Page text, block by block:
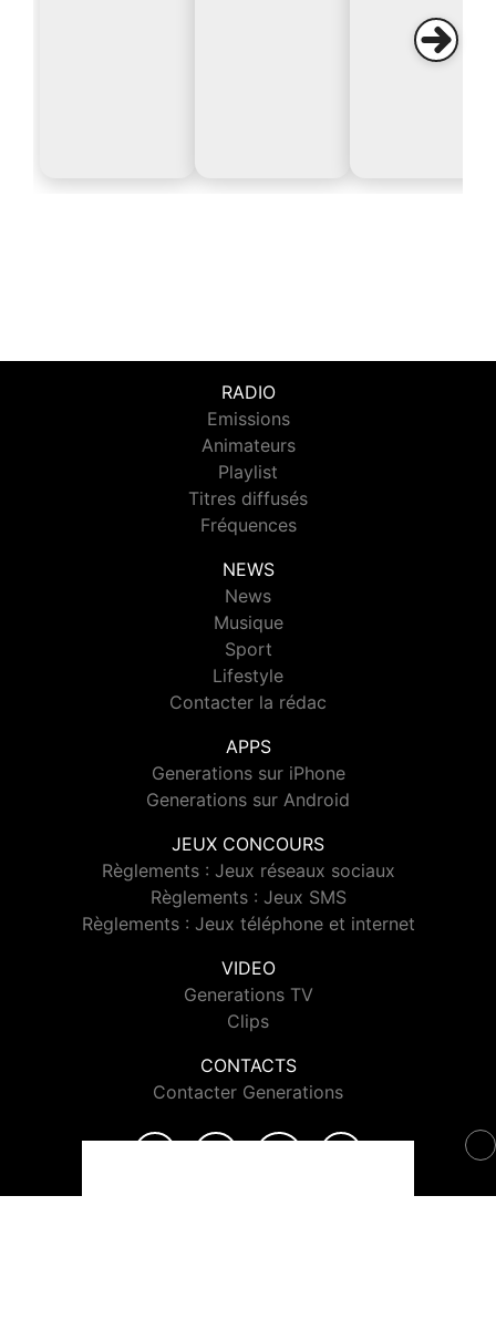
RADIO
Emissions
Animateurs
Playlist
Titres diffusés
Fréquences
NEWS
News
Musique
Sport
Lifestyle
Contacter la rédac
APPS
Generations sur iPhone
Generations sur Android
JEUX CONCOURS
Règlements : Jeux réseaux sociaux
Règlements : Jeux SMS
Règlements : Jeux téléphone et internet
VIDEO
Generations TV
Clips
CONTACTS
Contacter Generations